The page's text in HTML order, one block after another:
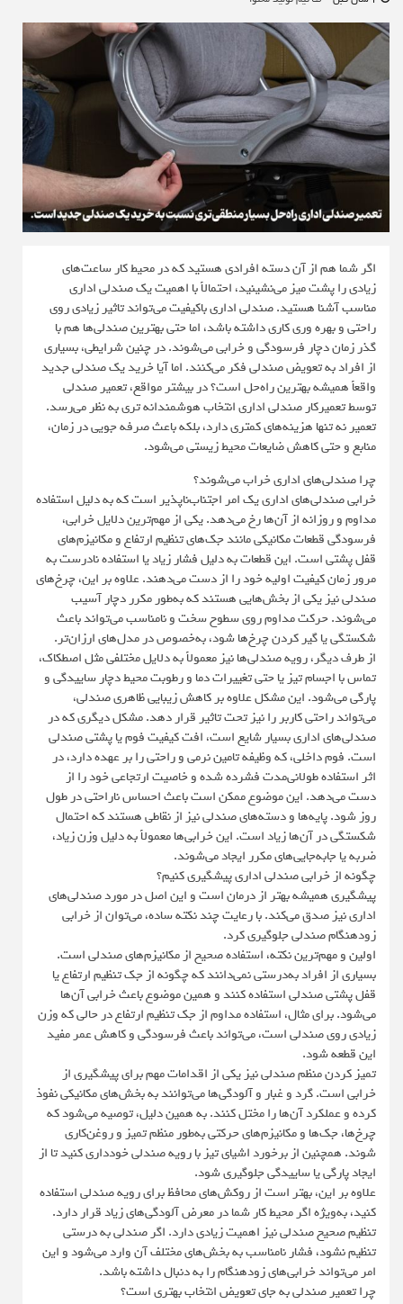
اگر شما هم از آن دسته افرادی هستید که در محیط کار ساعت‌های
زیادی را پشت میز می‌نشینید، احتمالاً با اهمیت یک صندلی اداری
مناسب آشنا هستید. صندلی اداری باکیفیت می‌تواند تاثیر زیادی روی
راحتی و بهره‌ وری کاری داشته باشد، اما حتی بهترین صندلی‌ها هم با
گذر زمان دچار فرسودگی و خرابی می‌شوند. در چنین شرایطی، بسیاری
از افراد به تعویض صندلی فکر می‌کنند. اما آیا خرید یک صندلی جدید
واقعاً همیشه بهترین راه‌حل است؟ در بیشتر مواقع، تعمیر صندلی
توسط تعمیرکار صندلی اداری انتخاب هوشمندانه‌ تری به نظر می‌رسد.
تعمیر نه تنها هزینه‌های کمتری دارد، بلکه باعث صرفه‌ جویی در زمان،
منابع و حتی کاهش ضایعات محیط‌ زیستی می‌شود.
چرا صندلی‌های اداری خراب می‌شوند؟
خرابی صندلی‌های اداری یک امر اجتناب‌ناپذیر است که به دلیل استفاده
مداوم و روزانه از آن‌ها رخ می‌دهد. یکی از مهم‌ترین دلایل خرابی،
فرسودگی قطعات مکانیکی مانند جک‌های تنظیم ارتفاع و مکانیزم‌های
قفل پشتی است. این قطعات به دلیل فشار زیاد یا استفاده نادرست به
مرور زمان کیفیت اولیه خود را از دست می‌دهند. علاوه بر این، چرخ‌های
صندلی نیز یکی از بخش‌هایی هستند که به‌طور مکرر دچار آسیب
می‌شوند. حرکت مداوم روی سطوح سخت و نامناسب می‌تواند باعث
شکستگی یا گیر کردن چرخ‌ها شود، به‌خصوص در مدل‌های ارزان‌تر.
از طرف دیگر، رویه صندلی‌ها نیز معمولاً به دلایل مختلفی مثل اصطکاک،
تماس با اجسام تیز یا حتی تغییرات دما و رطوبت محیط دچار ساییدگی و
پارگی می‌شود. این مشکل علاوه بر کاهش زیبایی ظاهری صندلی،
می‌تواند راحتی کاربر را نیز تحت تاثیر قرار دهد. مشکل دیگری که در
صندلی‌های اداری بسیار شایع است، افت کیفیت فوم یا پشتی صندلی
است. فوم داخلی، که وظیفه تامین نرمی و راحتی را بر عهده دارد، در
اثر استفاده طولانی‌مدت فشرده شده و خاصیت ارتجاعی خود را از
دست می‌دهد. این موضوع ممکن است باعث احساس ناراحتی در طول
روز شود. پایه‌ها و دسته‌های صندلی نیز از نقاطی هستند که احتمال
شکستگی در آن‌ها زیاد است. این خرابی‌ها معمولاً به دلیل وزن زیاد،
ضربه یا جابه‌جایی‌های مکرر ایجاد می‌شوند.
چگونه از خرابی صندلی اداری پیشگیری کنیم؟
پیشگیری همیشه بهتر از درمان است و این اصل در مورد صندلی‌های
اداری نیز صدق می‌کند. با رعایت چند نکته ساده، می‌توان از خرابی
زودهنگام صندلی جلوگیری کرد.
اولین و مهم‌ترین نکته، استفاده صحیح از مکانیزم‌های صندلی است.
بسیاری از افراد به‌درستی نمی‌دانند که چگونه از جک تنظیم ارتفاع یا
قفل پشتی صندلی استفاده کنند و همین موضوع باعث خرابی آن‌ها
می‌شود. برای مثال، استفاده مداوم از جک تنظیم ارتفاع در حالی که وزن
زیادی روی صندلی است، می‌تواند باعث فرسودگی و کاهش عمر مفید
این قطعه شود.
تمیز کردن منظم صندلی نیز یکی از اقدامات مهم برای پیشگیری از
خرابی است. گرد و غبار و آلودگی‌ها می‌توانند به بخش‌های مکانیکی نفوذ
کرده و عملکرد آن‌ها را مختل کنند. به همین دلیل، توصیه می‌شود که
چرخ‌ها، جک‌ها و مکانیزم‌های حرکتی به‌طور منظم تمیز و روغن‌کاری
شوند. همچنین از برخورد اشیای تیز با رویه صندلی خودداری کنید تا از
ایجاد پارگی یا ساییدگی جلوگیری شود.
علاوه بر این، بهتر است از روکش‌های محافظ برای رویه صندلی استفاده
کنید، به‌ویژه اگر محیط کار شما در معرض آلودگی‌های زیاد قرار دارد.
تنظیم صحیح صندلی نیز اهمیت زیادی دارد. اگر صندلی به درستی
تنظیم نشود، فشار نامناسب به بخش‌های مختلف آن وارد می‌شود و این
امر می‌تواند خرابی‌های زودهنگام را به دنبال داشته باشد.
چرا تعمیر صندلی به جای تعویض انتخاب بهتری است؟